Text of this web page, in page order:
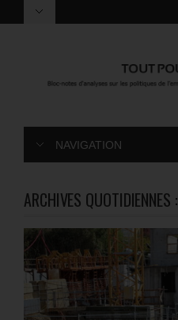
NAVIGATION
ARCHIVES QUOTIDIENNES :